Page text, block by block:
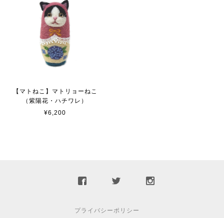
【マトねこ】マトリョーねこ
（紫陽花・ハチワレ）
¥6,200
プライバシーポリシー